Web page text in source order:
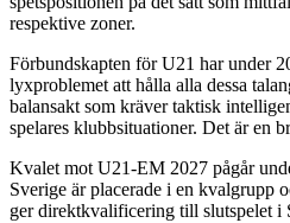
respektive zoner.
Förbundskapten för U21 har under
lyxproblemet att hålla alla dessa
balansakt som kräver taktisk
spelares klubbsituationer. Det är en
Kvalet mot U21-EM 2027 pågår
Sverige är placerade i en kvalgrupp
ger direktkvalificering till slutspelet i